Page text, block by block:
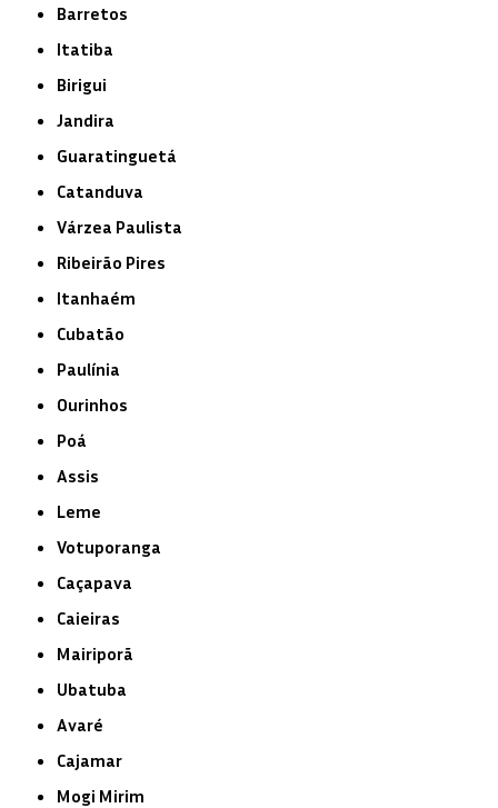
Barretos
Itatiba
Birigui
Jandira
Guaratinguetá
Catanduva
Várzea Paulista
Ribeirão Pires
Itanhaém
Cubatão
Paulínia
Ourinhos
Poá
Assis
Leme
Votuporanga
Caçapava
Caieiras
Mairiporã
Ubatuba
Avaré
Cajamar
Mogi Mirim